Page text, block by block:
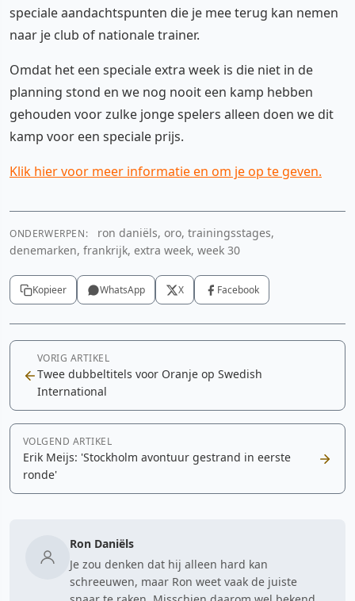
speciale aandachtspunten die je mee terug kan nemen
naar je club of nationale trainer.
Omdat het een speciale extra week is die niet in de
planning stond en we nog nooit een kamp hebben
gehouden voor zulke jonge spelers alleen doen we dit
kamp voor een speciale prijs.
Klik hier voor meer informatie en om je op te geven.
ONDERWERPEN:
ron daniëls, oro, trainingsstages,
denemarken, frankrijk, extra week, week 30
Kopieer WhatsApp X Facebook
VORIG ARTIKEL
Twee dubbeltitels voor Oranje op Swedish
International
VOLGEND ARTIKEL
Erik Meijs: 'Stockholm avontuur gestrand in eerste
ronde'
Ron Daniëls
Je zou denken dat hij alleen hard kan
schreeuwen, maar Ron weet vaak de juiste